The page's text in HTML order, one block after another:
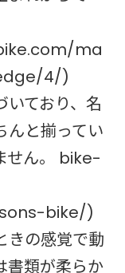
ma
4/)
いており、名
んと揃ってい
せん。 bike-
bike/)
きの感覚で動
書類が柔らか